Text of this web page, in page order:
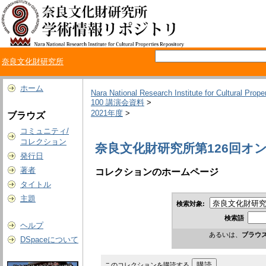
奈良文化財研究所
ホーム
ブラウズ
コミュニティ/
コレクション
発行日
著者
タイトル
主題
ヘルプ
DSpaceについて
Nara National Research Institute for Cultural
100 講演会資料 >
2021年度 >
奈良文化財研究所第126回オ
コレクションのホームページ
検索対象:
検索語
あるいは、 ブラウ